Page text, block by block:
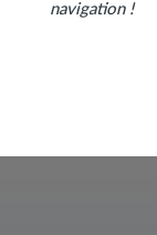
navigation !